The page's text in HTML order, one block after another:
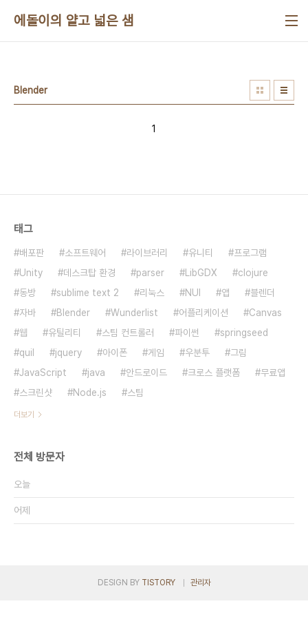
에돌이의 얕고 넓은 샘
Blender
1
태그
배포판 소프트웨어 라이브러리 유니티
프로그램
Unity
데스크탑 환경 parser LibGDX
clojure
동방
sublime text 2 리눅스 NUI 앱
블렌더
자바
Blender Wunderlist 어플리케이션
Canvas
웹
유틸리티 스팀 컨트롤러 파이썬
springseed
quil
jquery 아이폰 게임 우분투
그림
JavaScript
java 안드로이드 크로스 플랫폼
무료앱
스크린샷
Node.js 스팀
더보기
전체 방문자
오늘
어제
DESIGN BY TISTORY 관리자